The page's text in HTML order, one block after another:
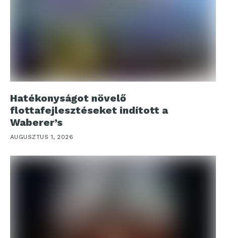
Hatékonyságot növelő
flottafejlesztéseket indított a
Waberer’s
AUGUSZTUS 1, 2026